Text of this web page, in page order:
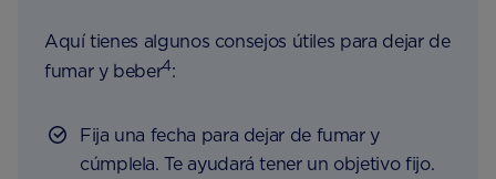
Aquí tienes algunos consejos útiles para dejar de
fumar y beber4:
Fija una fecha para dejar de fumar y
cúmplela. Te ayudará tener un objetivo fijo.